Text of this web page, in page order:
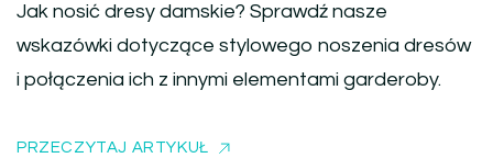
Jak nosić dresy damskie? Sprawdź nasze
wskazówki dotyczące stylowego noszenia dresów
i połączenia ich z innymi elementami garderoby.
PRZECZYTAJ ARTYKUŁ